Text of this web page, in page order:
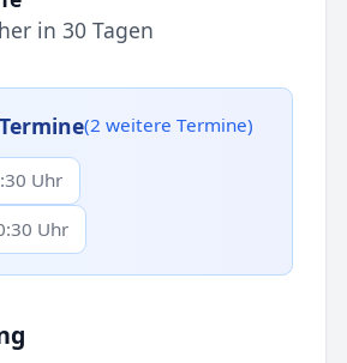
in 30 Tagen
(2 weitere Termine)
Uhr
Uhr